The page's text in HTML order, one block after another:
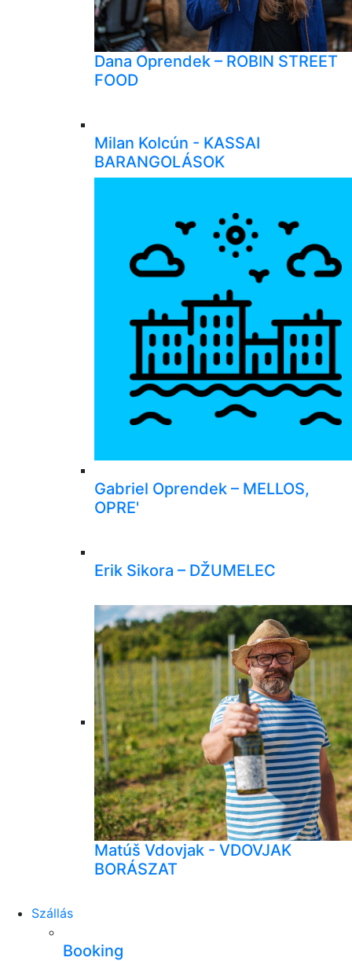
Dana Oprendek – ROBIN STREET
FOOD
Milan Kolcún - KASSAI
BARANGOLÁSOK
Gabriel Oprendek – MELLOS,
OPRE'
Erik Sikora – DŽUMELEC
Matúš Vdovjak - VDOVJAK
BORÁSZAT
Szállás
Booking